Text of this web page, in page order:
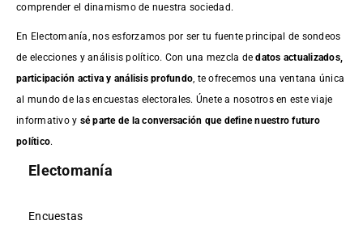
comprender el dinamismo de nuestra sociedad.
En Electomanía, nos esforzamos por ser tu fuente principal de sondeos
de elecciones y análisis político. Con una mezcla dedatos actualizados,
participación activa y análisis profundo , te ofrecemos una ventana única
al mundo de las encuestas electorales. Únete a nosotros en este viaje
informativo y sé parte de la conversación que define nuestro futuro
político.
Electomanía
Encuestas